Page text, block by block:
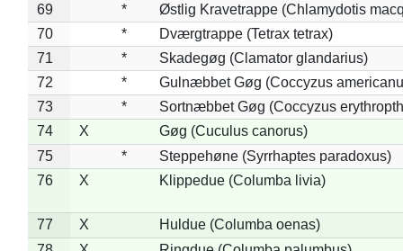
69
*
Østlig Kravetrappe (Chlamydotis
70
*
Dværgtrappe (Tetrax tetrax)
71
*
Skadegøg (Clamator glandarius)
72
*
Gulnæbbet Gøg (Coccyzus
73
*
Sortnæbbet Gøg (Coccyzus
74
X
Gøg (Cuculus canorus)
75
*
Steppehøne (Syrrhaptes paradoxus)
76
X Klippedue (Columba livia)
77 X
Huldue (Columba oenas)